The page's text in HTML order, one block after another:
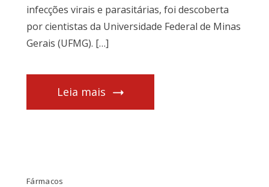
infecções virais e parasitárias, foi descoberta
por cientistas da Universidade Federal de Minas
Gerais (UFMG). […]
Leia mais
Fármacos